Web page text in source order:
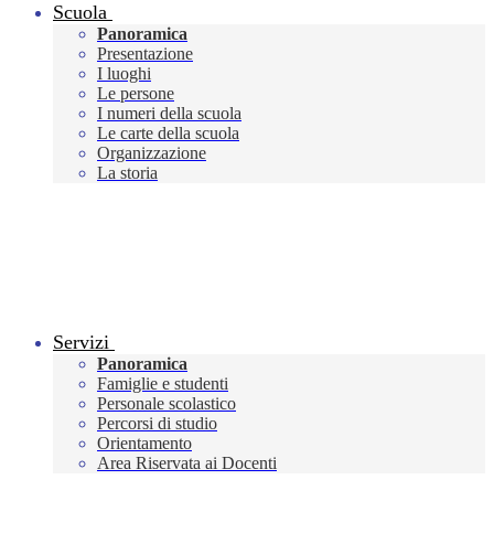
Scuola
Panoramica
Presentazione
I luoghi
Le persone
I numeri della scuola
Le carte della scuola
Organizzazione
La storia
Servizi
Panoramica
Famiglie e studenti
Personale scolastico
Percorsi di studio
Orientamento
Area Riservata ai Docenti